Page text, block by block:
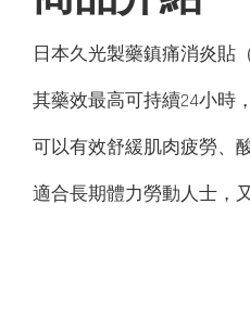
日本久光製藥鎮痛消炎貼
其藥效最高可持續24小時
可以有效舒緩肌肉疲勞、
適合長期體力勞動人士，